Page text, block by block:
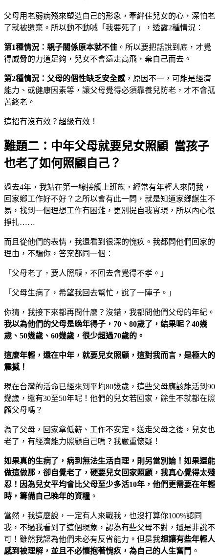
父母用老弱病殘來塑造自己的形象，牽絆住兒女的心，深怕老
了就被遺棄。所以動不動喊「我要死了」，透露2種情況：
第1種情況：親子關係原本就不佳 。所以要把話說到底，才覺
得威脅的力道足夠，兒女不會遠走高飛，棄自己而去。
第2種情況：父母的個性缺乏安全感，原因不一，可能是經濟
能力、或健康因素等，讓父母覺得必須靠養兒防老，才不會孤
苦終老。
這招有沒有效？超級有效！
難題二：中年父母就要兒女照顧 當孩子
也老了如何照顧自己？
過去4年，我站在第一線接觸上班族，經常有年輕人來問我，
回家鄉工作好不好？之所以會有此一問，就是知道家鄉謀生不
易，找到一個理想工作有困難，更別提自我實現，所以內心很
掙扎……
而且從他們的表情，我還看到很深的愧疚。我都問他們回家的
理由，不騙你，答案都同一個：
「父母老了，要人照顧，不回去會覺得不孝。」
「父母生病了，希望我回去幫忙，說了一陣子。」
你猜，我接下來都再問什麼？沒錯，我都問他們父母的年紀。
我以為他們的父母是晚年得子，70、80歲了，結果呢？40幾
歲、50幾歲、60幾歲，很少超過70歲的。
這麼年輕，還在中年，就要兒女照顧，這對我而言，是極大的
震撼！
現在台灣的活命已經來到平均80幾歲，這些父母應該能活到90
幾歲，還有30至50年呢！他們的兒女若回家，餘生不就都在照
顧父母嗎？
為了父母，回家拿低薪、工作不安定。送走父母之後，兒女也
老了，有經濟能力照顧自己嗎？我嚴重懷疑！
如果真的生病了，病到無法生活自理，則另當別論！如果還能
做這做那，卻自覺老了，硬要兒女回家照顧，我真心覺得太殘
忍！因為兒女平均會比父母至少多活10年，他們更需要在年輕
時，籌備自己晚年的資糧 。
當然，我這麼說，一定有人來戰我，也沒打算你100%認同
我，不過我看到了這個現象，認為有些父母不對，還是非說不
可！雖然我認為他們未必有反省能力。但是我想讓有些年輕人
感到被理解，並且不必懷抱著愧疚，為自己的人生奮鬥 。